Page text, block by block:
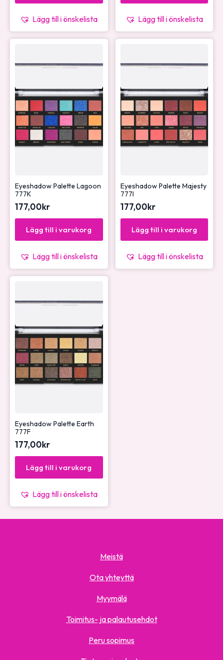
Lägg till i önskelista Lägg till i önskelista
Eyeshadow Palette Lagoon
777K
177,00kr
Lägg till i varukorg
Lägg till i önskelista
Eyeshadow Palette Majesty
777I
177,00kr
Lägg till i varukorg
Lägg till i önskelista
Eyeshadow Palette Earth
777F
177,00kr
Lägg till i varukorg
Lägg till i önskelista
Meistä
Ota yhteyttä
Myymälä
Toimitus- ja palautusehdot
Peru sopimus